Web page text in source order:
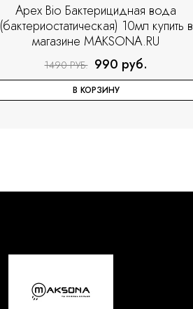
Apex Bio Бактерицидная вода
(бактериостатическая) 10мл купить в
магазине MAKSONA.RU
1490 РУБ. 990 руб.
В КОРЗИНУ